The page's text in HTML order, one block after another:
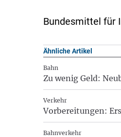
Bundesmittel für
Ähnliche Artikel
Bahn
Zu wenig Geld:
Verkehr
Vorbereitungen:
Bahnverkehr